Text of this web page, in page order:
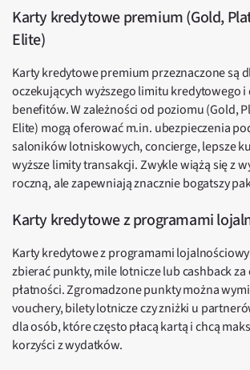
Karty kredytowe premium (Gold,
Elite)
Karty kredytowe premium przeznaczone są
oczekujących wyższego limitu kredytowego
benefitów. W zależności od poziomu (Gold,
Elite) mogą oferować m.in. ubezpieczenia
saloników lotniskowych, concierge, lepsze
wyższe limity transakcji. Zwykle wiążą się z
roczną, ale zapewniają znacznie bogatszy
Karty kredytowe z programami
Karty kredytowe z programami
zbierać punkty, mile lotnicze lub cashback
płatności. Zgromadzone punkty można
vouchery, bilety lotnicze czy zniżki u
dla osób, które często płacą kartą i chcą
korzyści z wydatków.